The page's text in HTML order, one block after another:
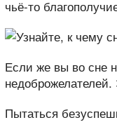
чьё-то
Если же вы во сне
Пытаться